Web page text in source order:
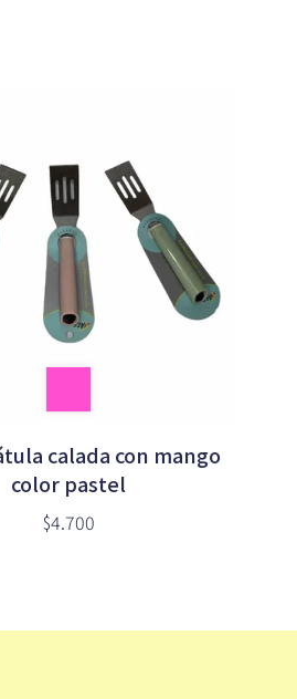
calada con mango
color pastel
$4.700